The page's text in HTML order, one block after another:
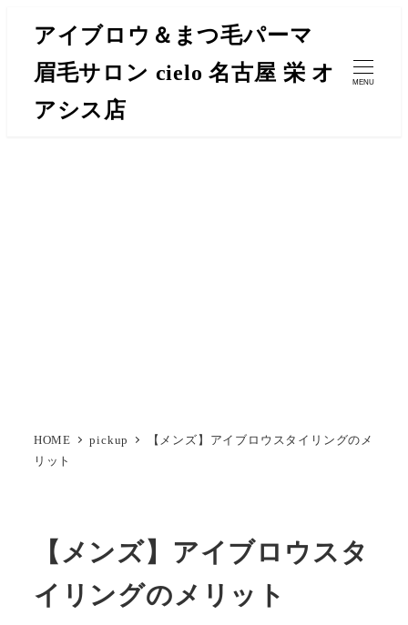
アイブロウ＆まつ毛パーマ
眉毛サロン cielo 名古屋 栄 オ
アシス店
MENU
HOME pickup
【メンズ】アイブロウスタイリングのメ
リット
【メンズ】アイブロウスタ
イリングのメリット